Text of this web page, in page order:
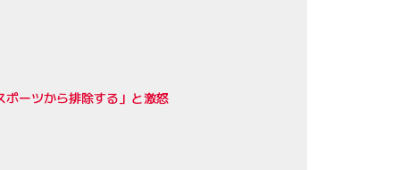
ーツから排除する」と激怒